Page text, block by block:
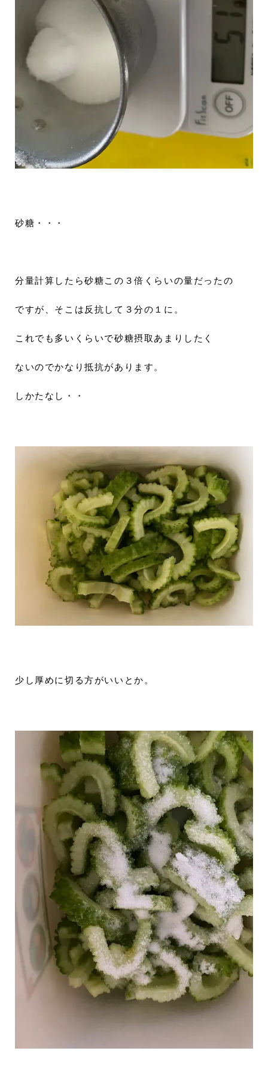
砂糖・・・
分量計算したら砂糖この３倍くらいの量だったの
ですが、そこは反抗して３分の１に。
これでも多いくらいで砂糖摂取あまりしたく
ないのでかなり抵抗があります。
しかたなし・・
少し厚めに切る方がいいとか。